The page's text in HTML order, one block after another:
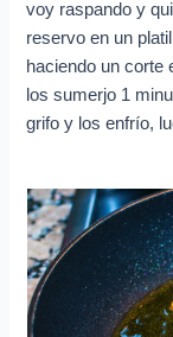
voy raspando y
reservo en un
haciendo un corte
los sumerjo 1
grifo y los enfrío,